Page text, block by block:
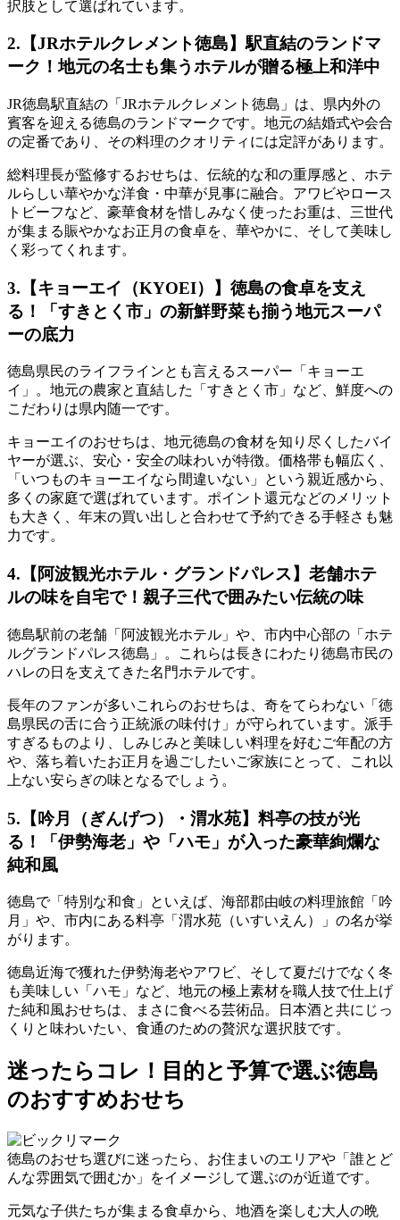
択肢として選ばれています。
2.【JRホテルクレメント徳島】駅直結のランドマ
ーク！地元の名士も集うホテルが贈る極上和洋中
JR徳島駅直結の「JRホテルクレメント徳島」は、県内外の
賓客を迎える徳島のランドマークです。地元の結婚式や会合
の定番であり、その料理のクオリティには定評があります。
総料理長が監修するおせちは、伝統的な和の重厚感と、ホテ
ルらしい華やかな洋食・中華が見事に融合。アワビやロース
トビーフなど、豪華食材を惜しみなく使ったお重は、 三世代
が集まる賑やかなお正月の食卓を、華やかに、そして美味し
く彩ってくれます。
3.【キョーエイ（KYOEI）】徳島の食卓を支え
る！「すきとく市」の新鮮野菜も揃う地元スーパ
ーの底力
徳島県民のライフラインとも言えるスーパー「キョーエ
イ」。地元の農家と直結した「すきとく市」など、鮮度への
こだわりは県内随一です。
キョーエイのおせちは、地元徳島の食材を知り尽くしたバイ
ヤーが選ぶ、安心・安全の味わいが特徴。価格帯も幅広く、
「いつものキョーエイなら間違いない」という親近感から、
多くの家庭で選ばれています。ポイント還元などのメリット
も大きく、年末の買い出しと合わせて予約できる手軽さも魅
力です。
4.【阿波観光ホテル・グランドパレス】老舗ホテ
ルの味を自宅で！親子三代で囲みたい伝統の味
徳島駅前の老舗「阿波観光ホテル」や、市内中心部の「ホテ
ルグランドパレス徳島」。これらは長きにわたり徳島市民の
ハレの日を支えてきた名門ホテルです。
長年のファンが多いこれらのおせちは、奇をてらわない 「徳
島県民の舌に合う正統派の味付け」 が守られています。派手
すぎるものより、しみじみと美味しい料理を好むご年配の方
や、落ち着いたお正月を過ごしたいご家族にとって、これ以
上ない安らぎの味となるでしょう。
5.【吟月（ぎんげつ）・渭水苑】料亭の技が光
る！「伊勢海老」や「ハモ」が入った豪華絢爛な
純和風
徳島で「特別な和食」といえば、海部郡由岐の料理旅館「吟
月」や、市内にある料亭「渭水苑（いすいえん）」の名が挙
がります。
徳島近海で獲れた伊勢海老やアワビ、そして夏だけでなく冬
も美味しい「ハモ」など、 地元の極上素材を職人技で仕上げ
た純和風おせちは、まさに食べる芸術品。日本酒と共にじっ
くりと味わいたい、食通のための贅沢な選択肢です。
迷ったらコレ！目的と予算で選ぶ徳島
のおすすめおせち
徳島のおせち選びに迷ったら、お住まいのエリアや「誰とど
んな雰囲気で囲むか」をイメージして選ぶのが近道です。
元気な子供たちが集まる食卓から、地酒を楽しむ大人の晩